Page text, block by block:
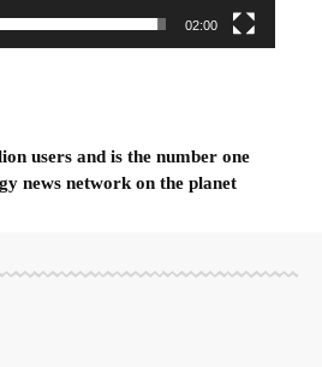
02:00
users and is the number one
news network on the planet